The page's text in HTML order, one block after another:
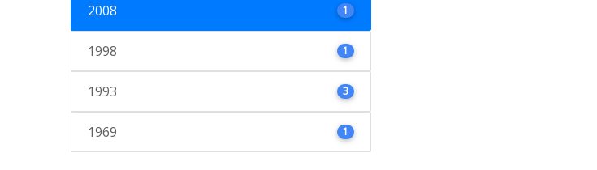
2008 1
1998 1
1993 3
1969 1